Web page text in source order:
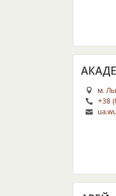
м.
+38